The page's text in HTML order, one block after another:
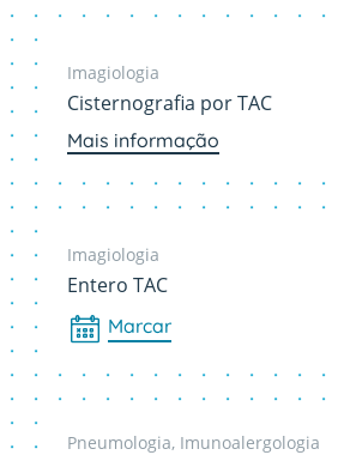
Imagiologia
Cisternografia por TAC
Mais informação
Imagiologia
Entero TAC
Marcar
Pneumologia, Imunoalergologia